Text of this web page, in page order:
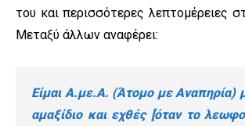
του και περισσότερες λεπτομέρειες
Μεταξύ άλλων αναφέρει:
Είμαι Α.με.Α. (Άτομο με Αναπηρία)
αμαξίδιο και εχθές [όταν το